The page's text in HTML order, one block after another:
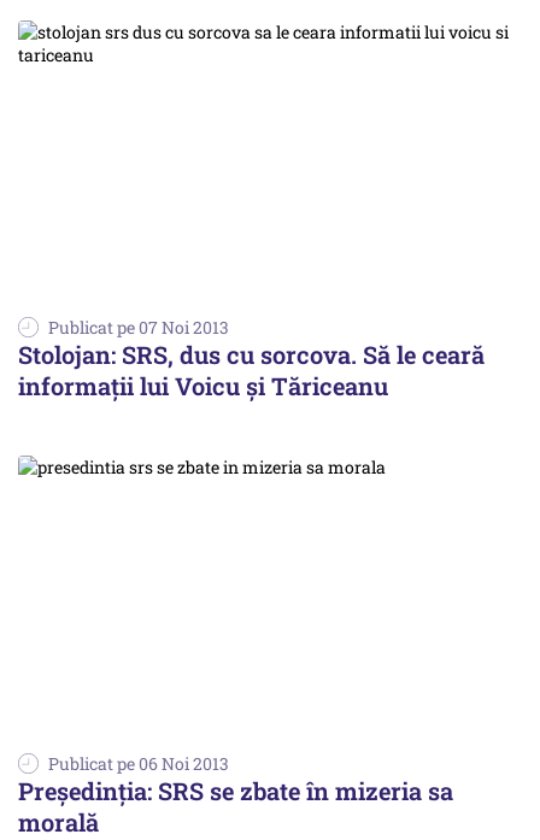
Publicat pe 07 Noi 2013
Stolojan: SRS, dus cu sorcova. Să le ceară
informații lui Voicu și Tăriceanu
Publicat pe 06 Noi 2013
Președinția: SRS se zbate în mizeria sa
morală